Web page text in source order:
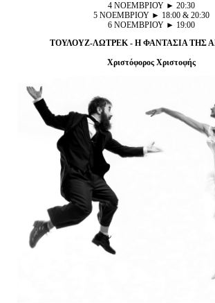
Προσωπικά Δεδομένα
Πληροφορίες
4 ΝΟΕΜΒΡΙΟΥ ► 20:30
5 ΝΟΕΜΒΡΙΟΥ ► 18:00 & 20:30
6 ΝΟΕΜΒΡΙΟΥ ► 19:00
ΤΟΥΛΟΥΖ-ΛΩΤΡΕΚ - Η ΦΑΝΤΑΣΙΑ ΤΗΣ
Χριστόφορος Χριστοφής